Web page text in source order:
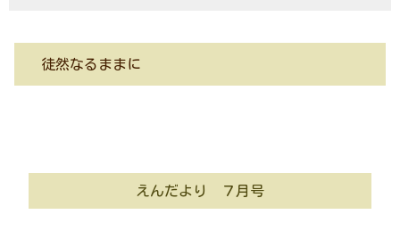
徒然なるままに
えんだより ７月号